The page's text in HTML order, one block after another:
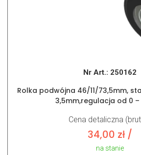
Nr Art.: 250162
Rolka podwójna 46/11/73,5mm,
3,5mm,regulacja od 0
Cena detaliczna
34,00 zł/
na stanie